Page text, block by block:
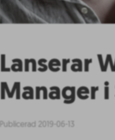
Lanserar
Manager
Publicerad 2019-06-13